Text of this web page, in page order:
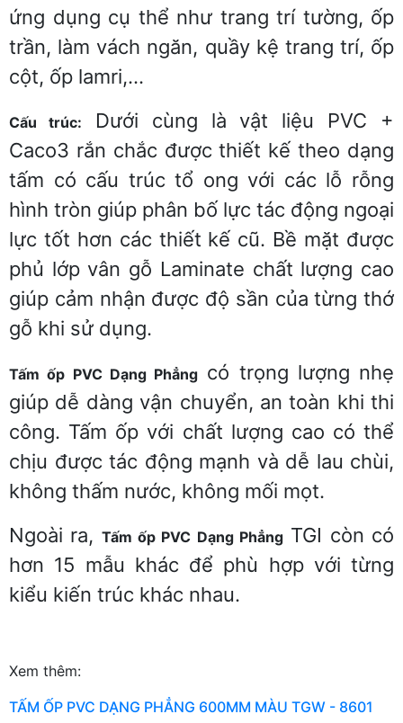
ứng dụng cụ thể như trang trí tường, ốp
trần, làm vách ngăn, quầy kệ trang trí, ốp
cột, ốp lamri,…
Cấu trúc:
Dưới cùng là vật liệu PVC +
Caco3 rắn chắc được thiết kế theo dạng
tấm có cấu trúc tổ ong với các lỗ rỗng
hình tròn giúp phân bố lực tác động ngoại
lực tốt hơn các thiết kế cũ. Bề mặt được
phủ lớp vân gỗ Laminate chất lượng cao
giúp cảm nhận được độ sần của từng thớ
gỗ khi sử dụng.
Tấm ốp PVC Dạng Phẳng có trọng lượng nhẹ
giúp dễ dàng vận chuyển, an toàn khi thi
công. Tấm ốp với chất lượng cao có thể
chịu được tác động mạnh và dễ lau chùi,
không thấm nước, không mối mọt.
Ngoài ra, Tấm ốp PVC Dạng Phẳng TGI còn có
hơn 15 mẫu khác để phù hợp với từng
kiểu kiến trúc khác nhau.
Xem thêm:
TẤM ỐP PVC DẠNG PHẲNG 600MM MÀU TGW - 8601